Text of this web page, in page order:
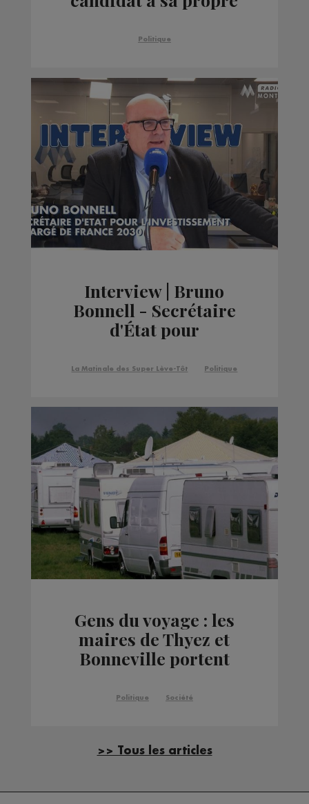
Politique
Interview | Bruno
Bonnell - Secrétaire
d'État pour
de France 2030
La Matinale des Super Lève-Tôt Politique
Gens du voyage : les
maires de Thyez et
Bonneville portent
Politique Société
>> Tous les articles